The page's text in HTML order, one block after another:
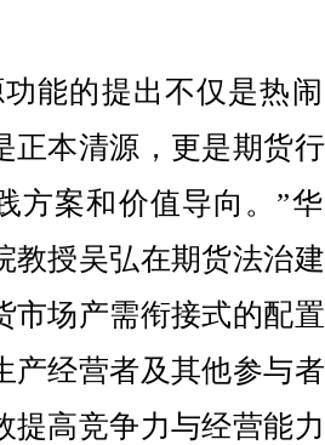
的提出不仅是热闹
正本清源，更是期货
方案和价值导向。”
教授吴弘在期货法治
市场产需衔接式的配
产经营者及其他参与
提高竞争力与经营能